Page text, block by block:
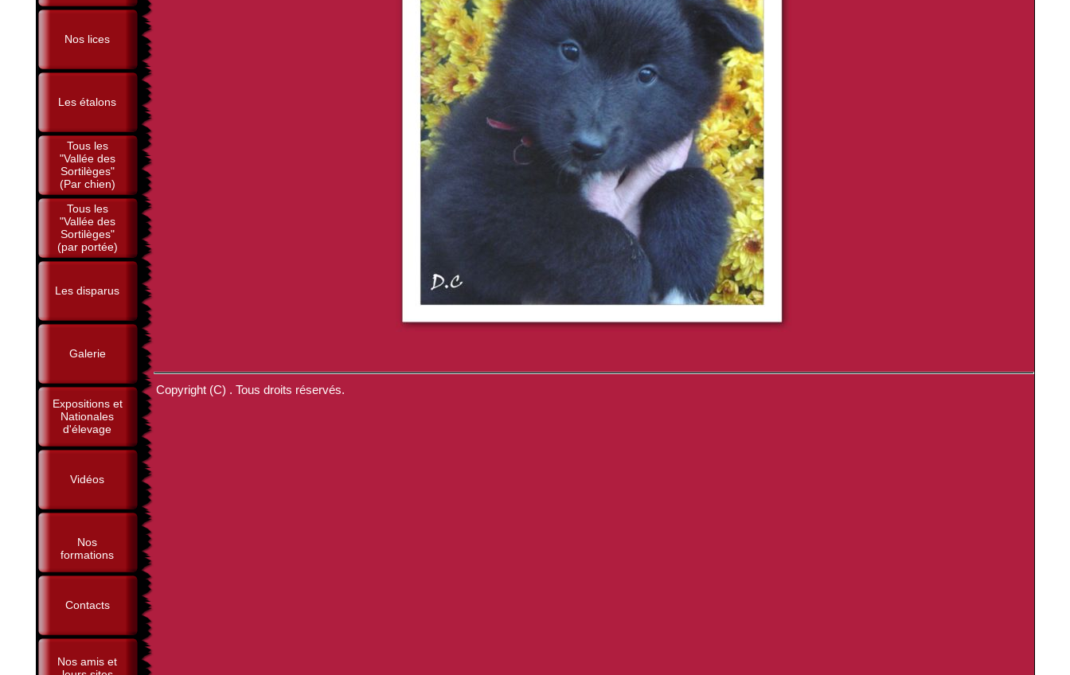
Nos lices
Les étalons
Tous les
"Vallée des
Sortilèges"
(Par chien)
Tous les
"Vallée des
Sortilèges"
(par portée)
Les disparus
Galerie
Expositions et
Nationales
d'élevage
Vidéos
Nos
formations
Contacts
Nos amis et
Copyright (C) . Tous droits réservés.